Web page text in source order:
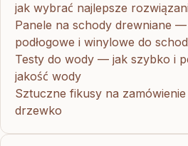
jak wybrać najlepsze
Panele na schody drewniane
podłogowe i winylowe do
Testy do wody — jak szybko i
jakość wody
Sztuczne fikusy na
drzewko